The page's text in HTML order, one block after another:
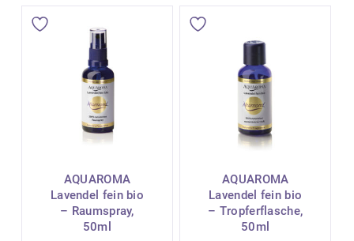
AQUAROMA
Lavendel fein bio
– Raumspray,
50ml
AQUAROMA
Lavendel fein bio
– Tropferflasche,
50ml